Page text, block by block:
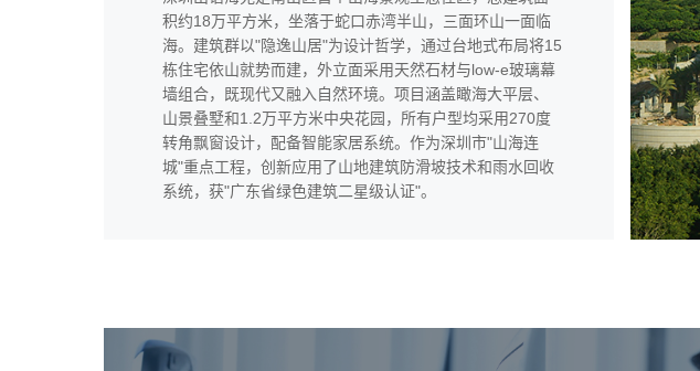
积约18万平方米，坐落于蛇口赤湾半山，三面环山一面临
海。建筑群以"隐逸山居"为设计哲学，通过台地式布局将15
栋住宅依山就势而建，外立面采用天然石材与low-e玻璃幕
墙组合，既现代又融入自然环境。项目涵盖瞰海大平层、
山景叠墅和1.2万平方米中央花园，所有户型均采用270度
转角飘窗设计，配备智能家居系统。作为深圳市"山海连
城"重点工程，创新应用了山地建筑防滑坡技术和雨水回收
系统，获"广东省绿色建筑二星级认证"。